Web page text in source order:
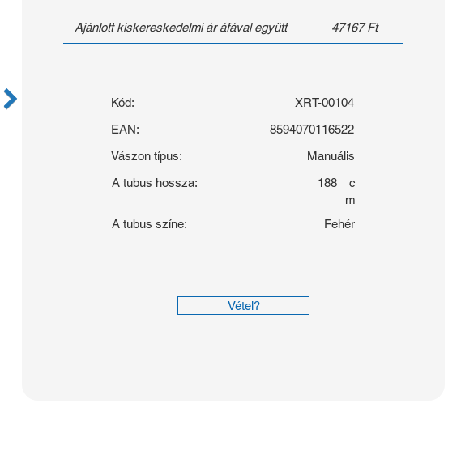
Ajánlott kiskereskedelmi ár áfával együtt 47167 Ft
Kód:
XRT-00104
EAN:
8594070116522
Vászon típus:
Manuális
A tubus hossza:
188
c
m
A tubus színe:
Fehér
Vétel?